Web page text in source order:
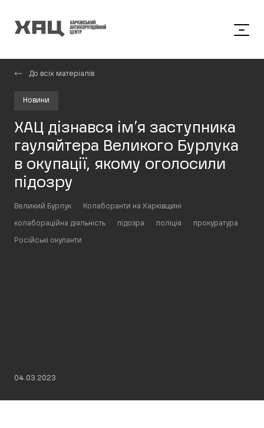
До всіх матеріалів
Новини
ХАЦ дізнався ім’я заступника
гауляйтера Великого Бурлука
в окупації, якому оголосили
підозру
Великий Бурлук Колаборанти на Харківщині
колабораційна діяльність підозра поліція прокуратура
Російські окупанти
04.03.2023